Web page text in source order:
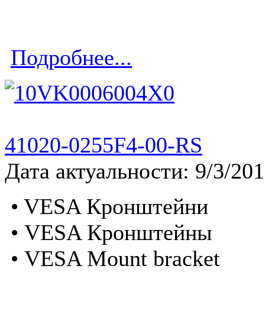
Подробнее...
41020-0255F4-00-RS
Дата актуальности: 9/3/
• VESA Кронштейни
• VESA Кронштейны
• VESA Mount bracket